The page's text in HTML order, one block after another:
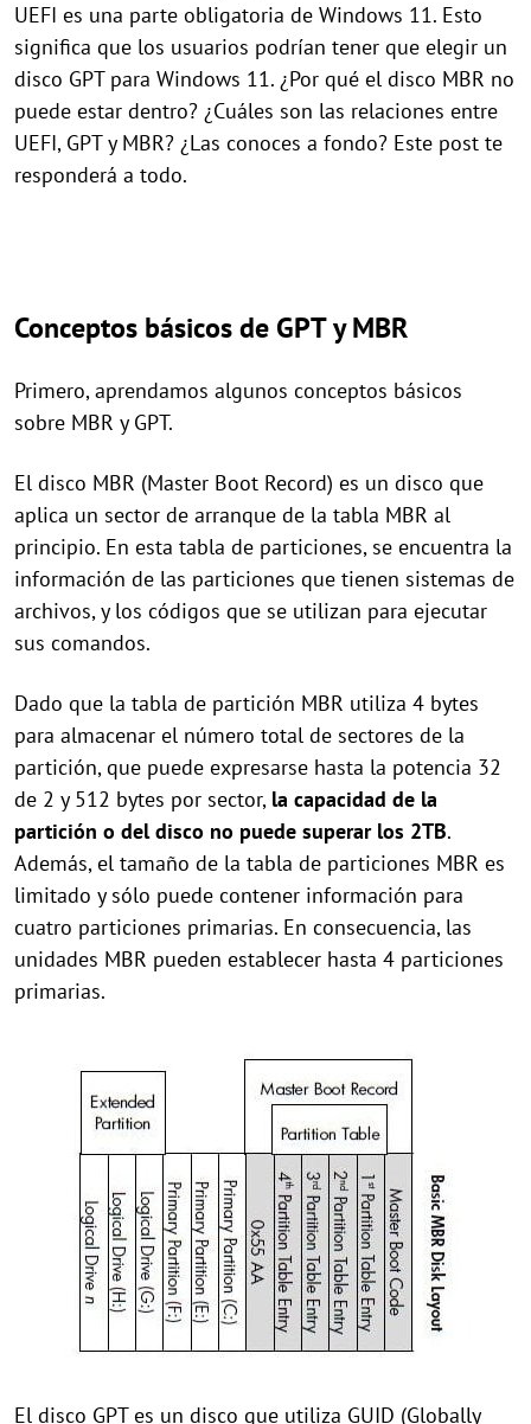
UEFI es una parte obligatoria de Windows 11. Esto
significa que los usuarios podrían tener que elegir un
disco GPT para Windows 11. ¿Por qué el disco MBR no
puede estar dentro? ¿Cuáles son las relaciones entre
UEFI, GPT y MBR? ¿Las conoces a fondo? Este post te
responderá a todo.
Conceptos básicos de GPT y MBR
Primero, aprendamos algunos conceptos básicos
sobre MBR y GPT.
El disco MBR (Master Boot Record) es un disco que
aplica un sector de arranque de la tabla MBR al
principio. En esta tabla de particiones, se encuentra la
información de las particiones que tienen sistemas de
archivos, y los códigos que se utilizan para ejecutar
sus comandos.
Dado que la tabla de partición MBR utiliza 4 bytes
para almacenar el número total de sectores de la
partición, que puede expresarse hasta la potencia 32
de 2 y 512 bytes por sector, la capacidad de la
partición o del disco no puede superar los 2TB.
Además, el tamaño de la tabla de particiones MBR es
limitado y sólo puede contener información para
cuatro particiones primarias. En consecuencia, las
unidades MBR pueden establecer hasta 4 particiones
primarias.
El disco GPT es un disco que utiliza GUID (Globally